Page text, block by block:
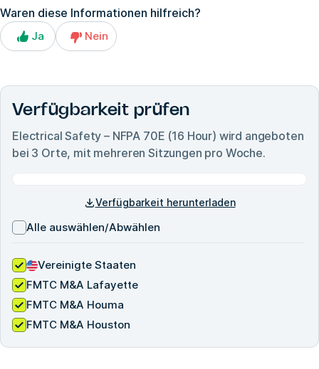
Waren diese Informationen hilfreich?
Ja Nein
Verfügbarkeit prüfen
Electrical Safety – NFPA 70E (16 Hour) wird angeboten
bei 3 Orte, mit mehreren Sitzungen pro Woche.
Verfügbarkeit herunterladen
Alle auswählen/Abwählen
Vereinigte Staaten
FMTC M&A Lafayette
FMTC M&A Houma
FMTC M&A Houston